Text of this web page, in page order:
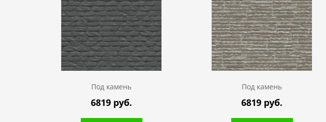
Под камень
6819 руб.
Под камень
6819 руб.